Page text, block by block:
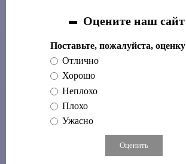
Оцените наш сайт
Поставьте, пожалуйста, оценку
Отлично
Хорошо
Неплохо
Плохо
Ужасно